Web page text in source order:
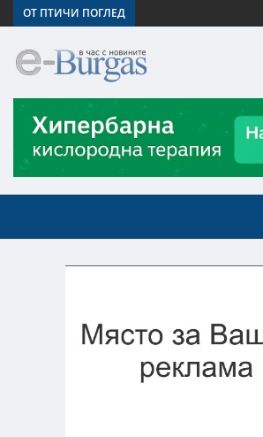
ОТ ПТИЧИ ПОГЛЕД